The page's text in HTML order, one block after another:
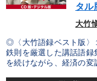
タル
大竹
◎〈大竹語録ベスト版〉
鉄則を厳選した講話語
を続けながら、経済の